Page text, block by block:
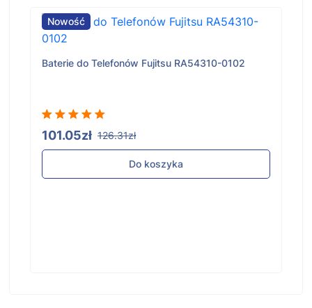
Nowość
Baterie do Telefonów Fujitsu RA54310-0102
101.05zł 126.31zł
Do koszyka